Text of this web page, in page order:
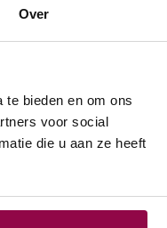
Over
bieden en om ons
voor social
die u aan ze heeft